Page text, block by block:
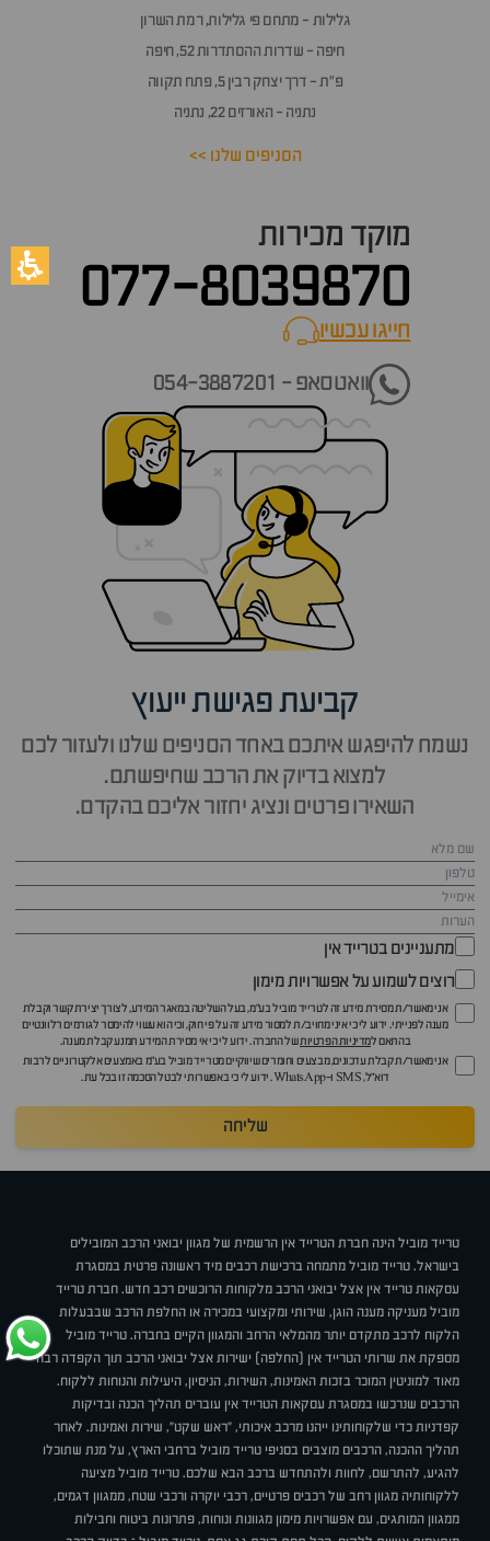
גלילות - מתחם פי גלילות, רמת השרון
חיפה - שדרות ההסתדרות 52, חיפה
פ״ת - דרך יצחק רבין 5, פתח תקווה
נתניה - האורזים 22, נתניה
הסניפים שלנו >>
מוקד מכירות
077-8039870
חייגו עכשיוcall now
וואטסאפ - 054-3887201
קביעת פגישת ייעוץ
נשמח להיפגש איתכם באחד הסניפים שלנו ולעזור לכם
למצוא בדיוק את הרכב שחיפשתם.
השאירו פרטים ונציג יחזור אליכם בהקדם.
מתעניינים בטרייד אין
רוצים לשמוע על אפשרויות מימון
אני מאשר/ת מסירת מידע זה לטרייד מוביל בע"מ, בעל השליטה במאגר המידע, לצורך יצירת קשר וקבלת
מענה לפנייתי. ידוע לי כי איני מחויב/ת למסור מידע זה על פי חוק, וכי הוא עשוי להימסר לגורמים רלוונטיים
בהתאם למדיניות הפרטיותשל החברה. ידוע לי כי אי מסירת המידע תמנע קבלת מענה.
אני מאשר/ת קבלת עדכונים, מבצעים וחומרים שיווקיים מטרייד מוביל בע"מ באמצעים אלקטרוניים לרבות
דוא״ל, SMS ו-WhatsApp. ידוע לי כי באפשרותי לבטל הסכמה זו בכל עת.
שליחה
טרייד מוביל הינה חברת הטרייד אין הרשמית של מגוון יבואני הרכב המובילים
בישראל. טרייד מוביל מתמחה ברכישת רכבים מיד ראשונה פרטית במסגרת
עסקאות טרייד אין אצל יבואני הרכב מלקוחות הרוכשים רכב חדש. חברת טרייד
מוביל מעניקה מענה הוגן, שירותי ומקצועי במכירה או החלפת הרכב שבבעלות
הלקוח לרכב מתקדם יותר מהמלאי הרחב והמגוון הקיים בחברה. טרייד מוביל
מספקת את שרותי הטרייד אין (החלפה) ישירות אצל יבואני הרכב תוך הקפדה רבה
מאוד למוניטין המוכר בזכות האמינות, השירות, הניסיון, היעילות והנוחות ללקוח.
הרכבים שנרכשו במסגרת עסקאות הטרייד אין עוברים תהליך הכנה ובדיקות
קפדניות כדי שלקוחותינו ייהנו מרכב איכותי, "ראש שקט", שירות ואמינות. לאחר
תהליך ההכנה, הרכבים מוצבים בסניפי טרייד מוביל ברחבי הארץ, על מנת שתוכלו
להגיע, להתרשם, לחוות ולהתחדש ברכב הבא שלכם. טרייד מוביל מציעה
ללקוחותיה מגוון רחב של רכבים פרטיים, רכבי יוקרה ורכבי שטח, ממגוון דגמים,
ממגוון המותגים, עם אפשרויות מימון מגוונות ונוחות, פתרונות ביטוח וחבילות